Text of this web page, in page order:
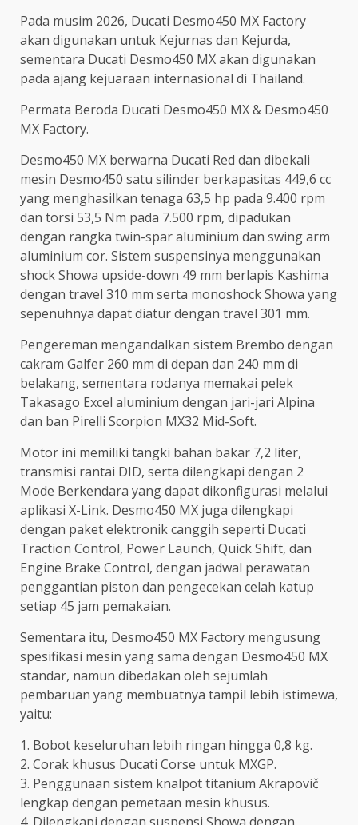
Pada musim 2026, Ducati Desmo450 MX Factory
akan digunakan untuk Kejurnas dan Kejurda,
sementara Ducati Desmo450 MX akan digunakan
pada ajang kejuaraan internasional di Thailand.
Permata Beroda Ducati Desmo450 MX & Desmo450
MX Factory.
Desmo450 MX berwarna Ducati Red dan dibekali
mesin Desmo450 satu silinder berkapasitas 449,6 cc
yang menghasilkan tenaga 63,5 hp pada 9.400 rpm
dan torsi 53,5 Nm pada 7.500 rpm, dipadukan
dengan rangka twin-spar aluminium dan swing arm
aluminium cor. Sistem suspensinya menggunakan
shock Showa upside-down 49 mm berlapis Kashima
dengan travel 310 mm serta monoshock Showa yang
sepenuhnya dapat diatur dengan travel 301 mm.
Pengereman mengandalkan sistem Brembo dengan
cakram Galfer 260 mm di depan dan 240 mm di
belakang, sementara rodanya memakai pelek
Takasago Excel aluminium dengan jari-jari Alpina
dan ban Pirelli Scorpion MX32 Mid-Soft.
Motor ini memiliki tangki bahan bakar 7,2 liter,
transmisi rantai DID, serta dilengkapi dengan 2
Mode Berkendara yang dapat dikonfigurasi melalui
aplikasi X-Link. Desmo450 MX juga dilengkapi
dengan paket elektronik canggih seperti Ducati
Traction Control, Power Launch, Quick Shift, dan
Engine Brake Control, dengan jadwal perawatan
penggantian piston dan pengecekan celah katup
setiap 45 jam pemakaian.
Sementara itu, Desmo450 MX Factory mengusung
spesifikasi mesin yang sama dengan Desmo450 MX
standar, namun dibedakan oleh sejumlah
pembaruan yang membuatnya tampil lebih istimewa,
yaitu:
1. Bobot keseluruhan lebih ringan hingga 0,8 kg.
2. Corak khusus Ducati Corse untuk MXGP.
3. Penggunaan sistem knalpot titanium Akrapovič
lengkap dengan pemetaan mesin khusus.